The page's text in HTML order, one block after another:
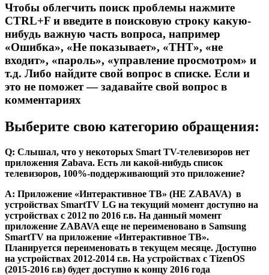
Чтобы облегчить поиск проблемы нажмите
CTRL+F и введите в поисковую строку какую-
нибудь важную часть вопроса, например
«Ошибка», «Не показывает», «ТНТ», «не
входит», «пароль», «управление просмотром» и
т.д. Либо найдите свой вопрос в списке. Если и
это не поможет — задавайте свой вопрос в
комментариях
Выберите свою категорию обращения:
Q: Слышал, что у некоторых Smart TV-телевизоров нет
приложения Zabava. Есть ли какой-нибудь список
телевизоров, 100%-поддерживающий это приложение?
А: Приложение «Интерактивное ТВ» (НЕ ZABAVA) в
устройствах SmartTV LG на текущий момент доступно на
устройствах с 2012 по 2016 г.в. На данный момент
приложение ZABAVA еще не переименовано в Samsung
SmartTV на приложение «Интерактивное ТВ».
Планируется переименовать в текущем месяце. Доступно
на устройствах 2012-2014 г.в. На устройствах с TizenOS
(2015-2016 г.в) будет доступно к концу 2016 года